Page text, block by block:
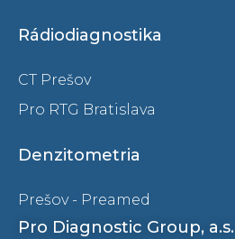
Rádiodiagnostika
CT Prešov
Pro RTG Bratislava
Denzitometria
Prešov - Preamed
Pro Diagnostic Group, a.s.